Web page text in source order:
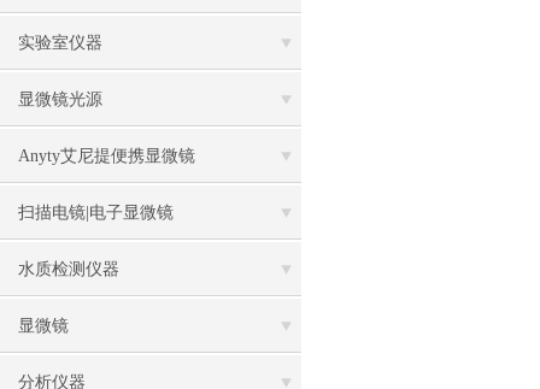
实验室仪器
显微镜光源
Anyty艾尼提便携显微镜
扫描电镜|电子显微镜
水质检测仪器
显微镜
分析仪器